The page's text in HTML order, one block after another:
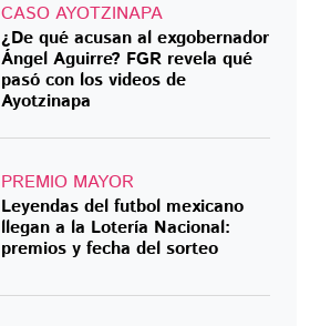
CASO AYOTZINAPA
¿De qué acusan al exgobernador
Ángel Aguirre? FGR revela qué
pasó con los videos de
Ayotzinapa
PREMIO MAYOR
Leyendas del futbol mexicano
llegan a la Lotería Nacional:
premios y fecha del sorteo